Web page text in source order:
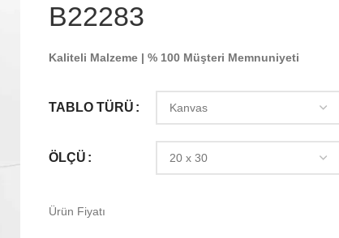
B22283
Kaliteli Malzeme | % 100 Müşteri Memnuniyeti
TABLO TÜRÜ
ÖLÇÜ
Ürün Fiyatı